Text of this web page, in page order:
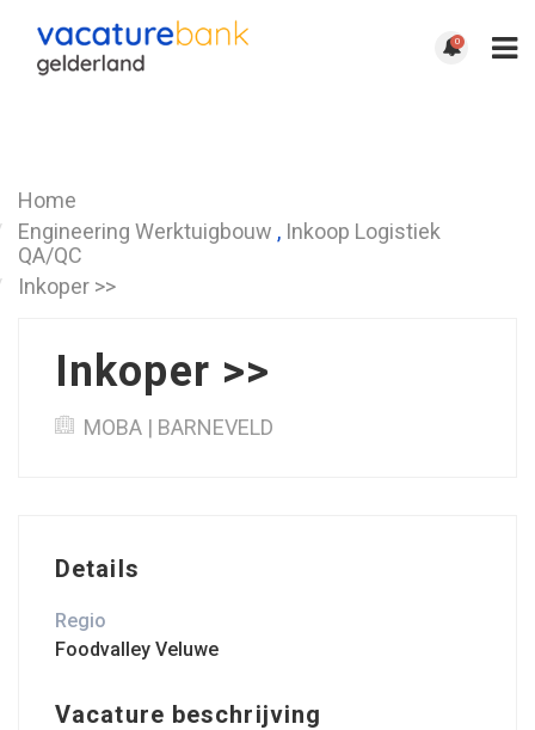
0
Home
Engineering Werktuigbouw , Inkoop Logistiek
QA/QC
Inkoper >>
Inkoper >>
MOBA | BARNEVELD
Details
Regio
Foodvalley Veluwe
Vacature beschrijving